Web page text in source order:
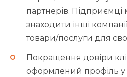
партнерів. Підприємці
знаходити інші
товари/послуги для
Покращення довіри
оформлений профіль у